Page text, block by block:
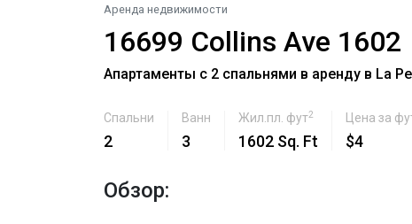
Аренда недвижимости
16699 Collins Ave 1602
Апартаменты с 2 спальнями в аренду в La
Спальни
2
Ванн
3
Жил.пл. фут2
1602 Sq. Ft
Цена за
$4
Обзор: